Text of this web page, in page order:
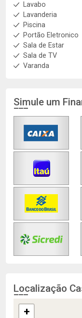
Lavabo
Lavanderia
Piscina
Portão Eletronico
Sala de Estar
Sala de TV
Varanda
Simule um
Localização
+